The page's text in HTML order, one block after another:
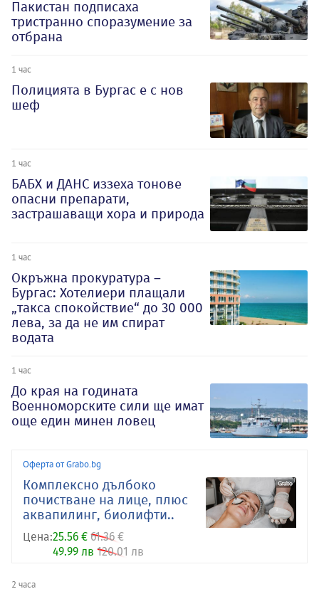
Пакистан подписаха
тристранно споразумение за
отбрана
1 час
Полицията в Бургас е с нов
шеф
1 час
БАБХ и ДАНС иззеха тонове
опасни препарати,
застрашаващи хора и природа
1 час
Окръжна прокуратура –
Бургас: Хотелиери плащали
„такса спокойствие“ до 30 000
лева, за да не им спират
водата
1 час
До края на годината
Военноморските сили ще имат
още един минен ловец
Оферта от Grabo.bg
Комплексно дълбоко
почистване на лице, плюс
аквапилинг, биолифти..
Цена:25.56 € 61.36 €
49.99 лв 120.01 лв
2 часа